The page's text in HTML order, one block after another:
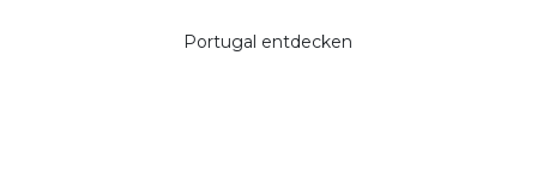
Portugal entdecken